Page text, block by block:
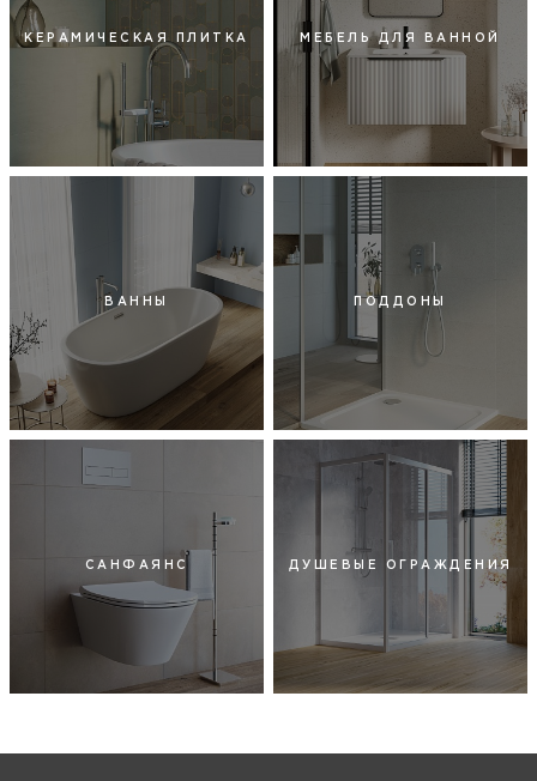
КЕРАМИЧЕСКАЯ ПЛИТКА МЕБЕЛЬ ДЛЯ ВАННОЙ
ВАННЫ ПОДДОНЫ
САНФАЯНС ДУШЕВЫЕ ОГРАЖДЕНИЯ